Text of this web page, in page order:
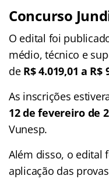
Concurso
O edital foi
médio, técnico e
de R$ 4.019,01 a R$
As inscrições
12 de fevereiro de
Vunesp.
Além disso, o edital
aplicação das